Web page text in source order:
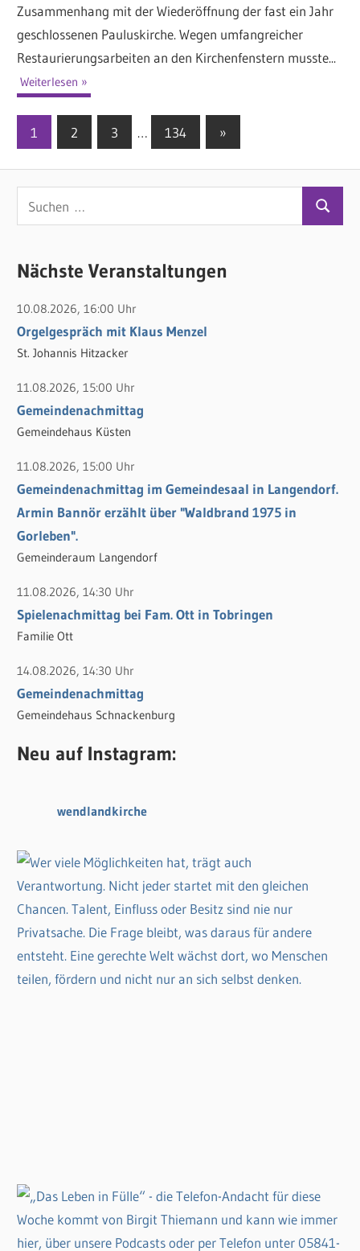
Zusammenhang mit der Wiederöffnung der fast ein Jahr
geschlossenen Pauluskirche. Wegen umfangreicher
Restaurierungsarbeiten an den Kirchenfenstern musste...
Weiterlesen
Seitennummerierung
der
Beiträge
1 2 3 … 134
Nächste
»
u
h
n
n
a
c
h
:
Nächste Veranstaltungen
10.08.2026, 16:00 Uhr
Orgelgespräch mit Klaus Menzel
St. Johannis Hitzacker
11.08.2026, 15:00 Uhr
Gemeindenachmittag
Gemeindehaus Küsten
11.08.2026, 15:00 Uhr
Gemeindenachmittag im Gemeindesaal in Langendorf.
Armin Bannör erzählt über "Waldbrand 1975 in
Gorleben".
Gemeinderaum Langendorf
11.08.2026, 14:30 Uhr
Spielenachmittag bei Fam. Ott in Tobringen
Familie Ott
14.08.2026, 14:30 Uhr
Gemeindenachmittag
Gemeindehaus Schnackenburg
Neu auf Instagram:
wendlandkirche